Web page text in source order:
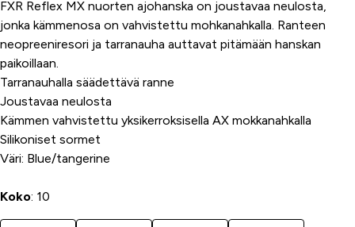
FXR Reflex MX nuorten ajohanska on joustavaa neulosta,
jonka kämmenosa on vahvistettu mohkanahkalla. Ranteen
neopreeniresori ja tarranauha auttavat pitämään hanskan
paikoillaan.
Tarranauhalla säädettävä ranne
Joustavaa neulosta
Kämmen vahvistettu yksikerroksisella AX mokkanahkalla
Silikoniset sormet
Väri: Blue/tangerine
Koko: 10